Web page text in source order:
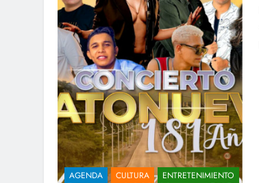
AGENDA CULTURA
ENTRETENIMIENTO